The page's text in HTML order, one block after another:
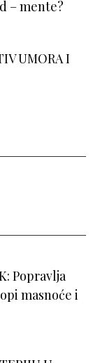
– mente?
UMORA I
Popravlja
masnoće i